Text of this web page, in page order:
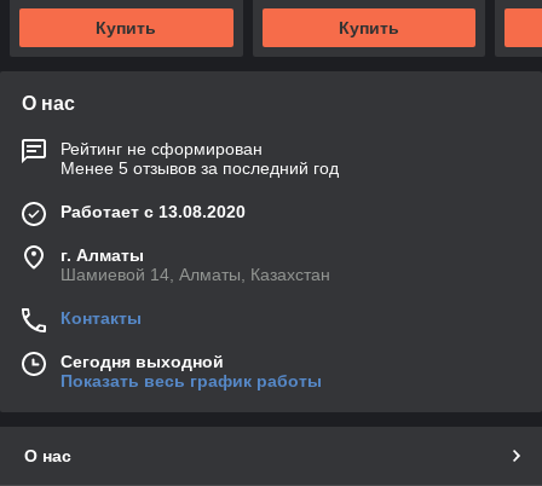
Купить Купить
О нас
Рейтинг не сформирован
Менее 5 отзывов за последний год
Работает с 13.08.2020
г. Алматы
Шамиевой 14, Алматы, Казахстан
Контакты
Сегодня выходной
Показать весь график работы
О нас